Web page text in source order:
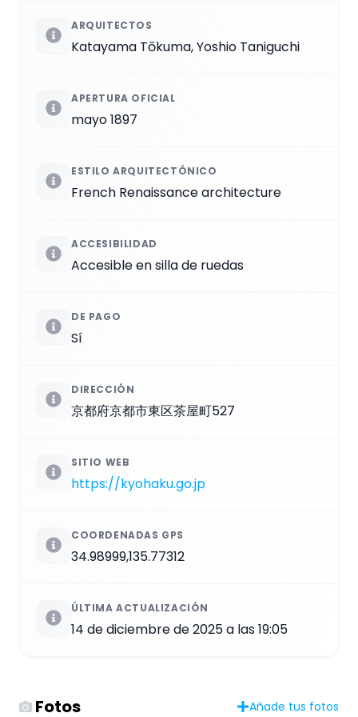
ARQUITECTOS
Katayama Tōkuma, Yoshio Taniguchi
APERTURA OFICIAL
mayo 1897
ESTILO ARQUITECTÓNICO
French Renaissance architecture
ACCESIBILIDAD
Accesible en silla de ruedas
DE PAGO
Sí
DIRECCIÓN
京都府京都市東区茶屋町527
SITIO WEB
https://kyohaku.go.jp
COORDENADAS GPS
34.98999,135.77312
ÚLTIMA ACTUALIZACIÓN
14 de diciembre de 2025 a las 19:05
Fotos Añade tus fotos